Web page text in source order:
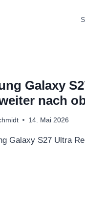
Galaxy
nach
14. Mai 2026